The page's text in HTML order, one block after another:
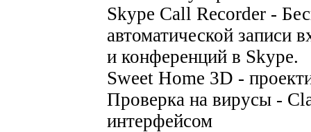
Skype Call Recorder -
автоматической записи
и конференций в Skype.
Sweet Home 3D -
Проверка на вирусы -
интерфейсом